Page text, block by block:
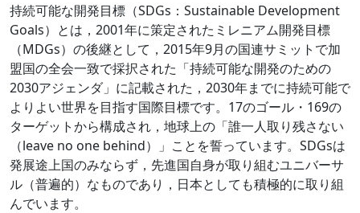
持続可能な開発目標（SDGs：Sustainable Development
Goals）とは，2001年に策定されたミレニアム開発目標
（MDGs）の後継として，2015年9月の国連サミットで加
盟国の全会一致で採択された「持続可能な開発のための
2030アジェンダ」に記載された，2030年までに持続可能で
よりよい世界を目指す国際目標です。17のゴール・169の
ターゲットから構成され，地球上の「誰一人取り残さない
（leave no one behind）」ことを誓っています。SDGsは
発展途上国のみならず，先進国自身が取り組むユニバーサ
ル（普遍的）なものであり，日本としても積極的に取り組
んでいます。